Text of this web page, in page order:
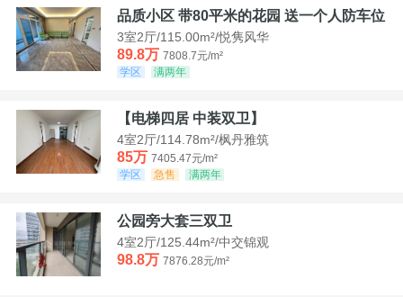
品质小区 带80平米的花园 送一个人防车位
3室2厅/115.00m²/悦隽风华
89.8万 7808.7元/m²
学区
满两年
【电梯四居 中装双卫】
4室2厅/114.78m²/枫丹雅筑
85万 7405.47元/m²
学区
急售 满两年
公园旁大套三双卫
4室2厅/125.44m²/中交锦观
98.8万 7876.28元/m²